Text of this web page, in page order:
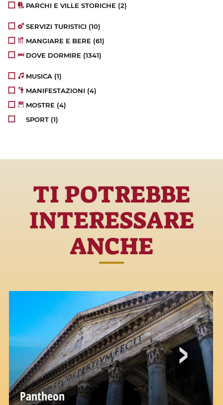
PARCHI E VILLE STORICHE (2)
SERVIZI TURISTICI (10)
MANGIARE E BERE (61)
DOVE DORMIRE (1341)
MUSICA (1)
MANIFESTAZIONI (4)
MOSTRE (4)
SPORT (1)
TI POTREBBE
INTERESSARE
ANCHE
Pantheon